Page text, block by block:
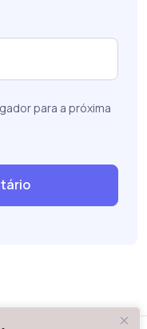
para a próxima